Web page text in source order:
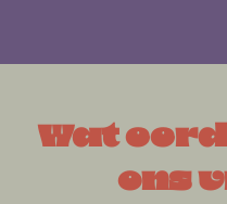
Wat
ons